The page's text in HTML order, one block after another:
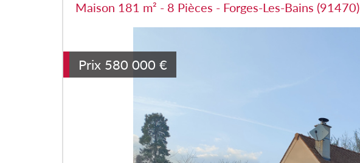
Maison 181 m² - 8 Pièces - Forges-Les-Bains (91470)
Prix 580 000 €